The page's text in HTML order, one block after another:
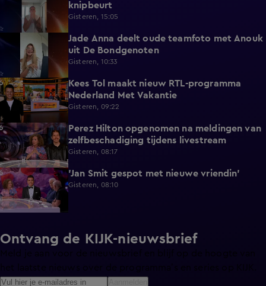
knipbeurt
Gisteren, 15:05
0:39
Jade Anna deelt oude teamfoto met Anouk
uit De Bondgenoten
Gisteren, 10:33
3:12
Kees Tol maakt nieuw RTL-programma
Nederland Met Vakantie
Gisteren, 09:22
3:42
Perez Hilton opgenomen na meldingen van
zelfbeschadiging tijdens livestream
Gisteren, 08:17
1:42 'Jan Smit gespot met nieuwe vriendin'
Gisteren, 08:10
Ontvang de KIJK-nieuwsbrief
Meld je aan voor de nieuwsbrief en blijf op de hoogte van